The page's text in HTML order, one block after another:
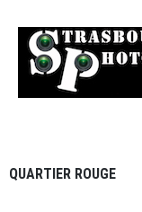
QUARTIER ROUGE